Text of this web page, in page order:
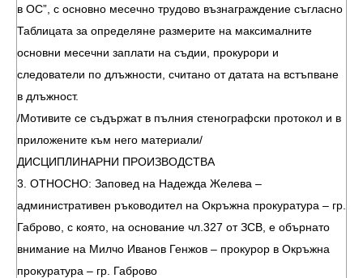
в ОС”, с основно месечно трудово възнаграждение съгласно
Таблицата за определяне размерите на максималните
основни месечни заплати на съдии, прокурори и
следователи по длъжности, считано от датата на встъпване
в длъжност.
/Мотивите се съдържат в пълния стенографски протокол и в
приложените към него материали/
ДИСЦИПЛИНАРНИ ПРОИЗВОДСТВА
3. ОТНОСНО: Заповед на Надежда Желева –
административен ръководител на Окръжна прокуратура – гр.
Габрово, с която, на основание чл.327 от ЗСВ, е обърнато
внимание на Милчо Иванов Генжов – прокурор в Окръжна
прокуратура – гр. Габрово